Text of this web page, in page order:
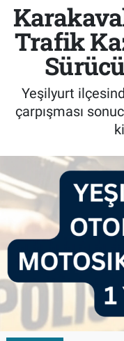
Trafik
Yeşilyurt
çarpışması